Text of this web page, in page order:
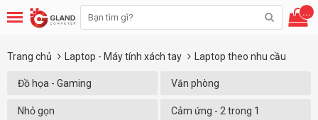
...
Trang chủ Laptop - Máy tính xách tay Laptop theo nhu cầu
Đồ họa - Gaming Văn phòng
Nhỏ gọn Cảm ứng - 2 trong 1